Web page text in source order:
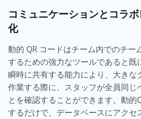
コミュニケーションとコラ
化
動的 QR コードはチーム内でのチー
するための強力なツールであると既
瞬時に共有する能力により、大きな
作業する際に、スタッフが全員同じ
とを確認することができます。動的
するだけで、データベースにアクセ